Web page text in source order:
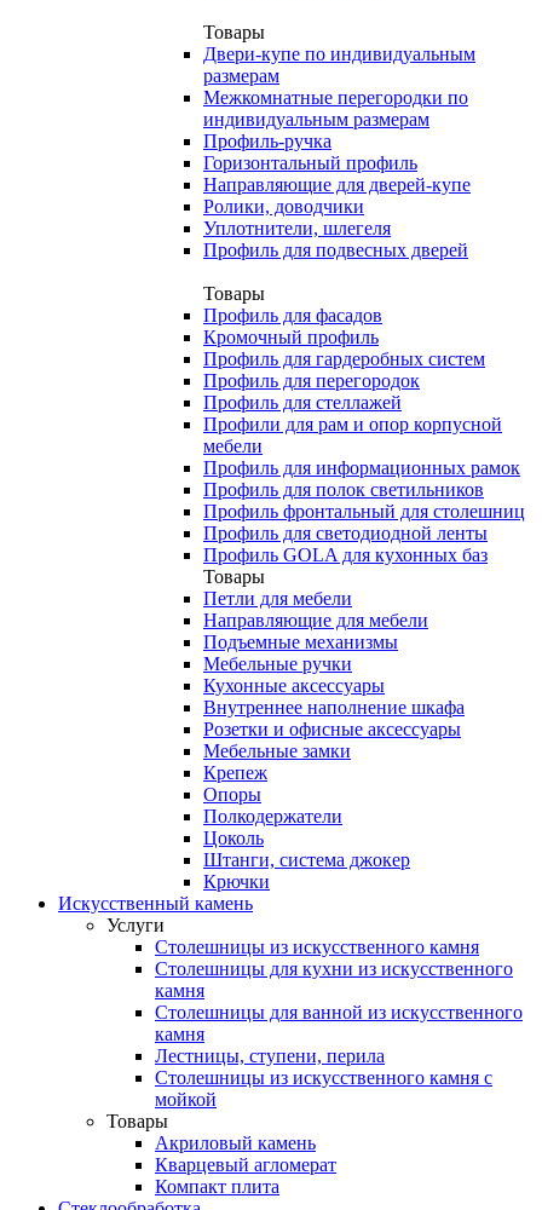
Товары
Двери-купе по индивидуальным
размерам
Межкомнатные перегородки по
индивидуальным размерам
Профиль-ручка
Горизонтальный профиль
Направляющие для дверей-купе
Ролики, доводчики
Уплотнители, шлегеля
Профиль для подвесных дверей
Товары
Профиль для фасадов
Кромочный профиль
Профиль для гардеробных систем
Профиль для перегородок
Профиль для стеллажей
Профили для рам и опор корпусной
мебели
Профиль для информационных рамок
Профиль для полок светильников
Профиль фронтальный для столешниц
Профиль для светодиодной ленты
Профиль GOLA для кухонных баз
Товары
Петли для мебели
Направляющие для мебели
Подъемные механизмы
Мебельные ручки
Кухонные аксессуары
Внутреннее наполнение шкафа
Розетки и офисные аксессуары
Мебельные замки
Крепеж
Опоры
Полкодержатели
Цоколь
Штанги, система джокер
Крючки
Искусственный камень
Услуги
Столешницы из искусственного камня
Столешницы для кухни из искусственного
камня
Столешницы для ванной из искусственного
камня
Лестницы, ступени, перила
Столешницы из искусственного камня с
мойкой
Товары
Акриловый камень
Кварцевый агломерат
Компакт плита